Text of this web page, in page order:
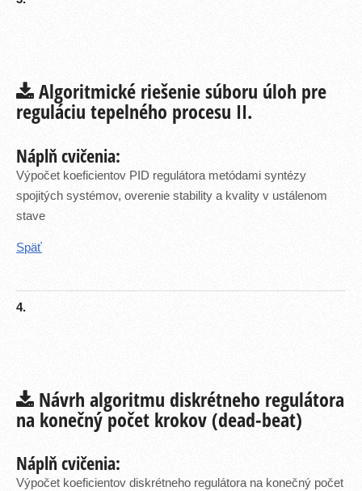
Algoritmické riešenie súboru úloh pre
reguláciu tepelného procesu II.
4.
Náplň cvičenia:
Výpočet koeficientov PID regulátora metódami syntézy
spojitých systémov, overenie stability a kvality v ustálenom
stave
Späť
Návrh algoritmu diskrétneho regulátora
na konečný počet krokov (dead-beat)
Náplň cvičenia:
Výpočet koeficientov diskrétneho regulátora na konečný počet